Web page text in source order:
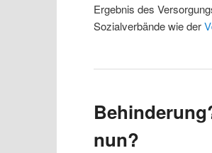
Ergebnis des
Sozialverbände wie der
nun?